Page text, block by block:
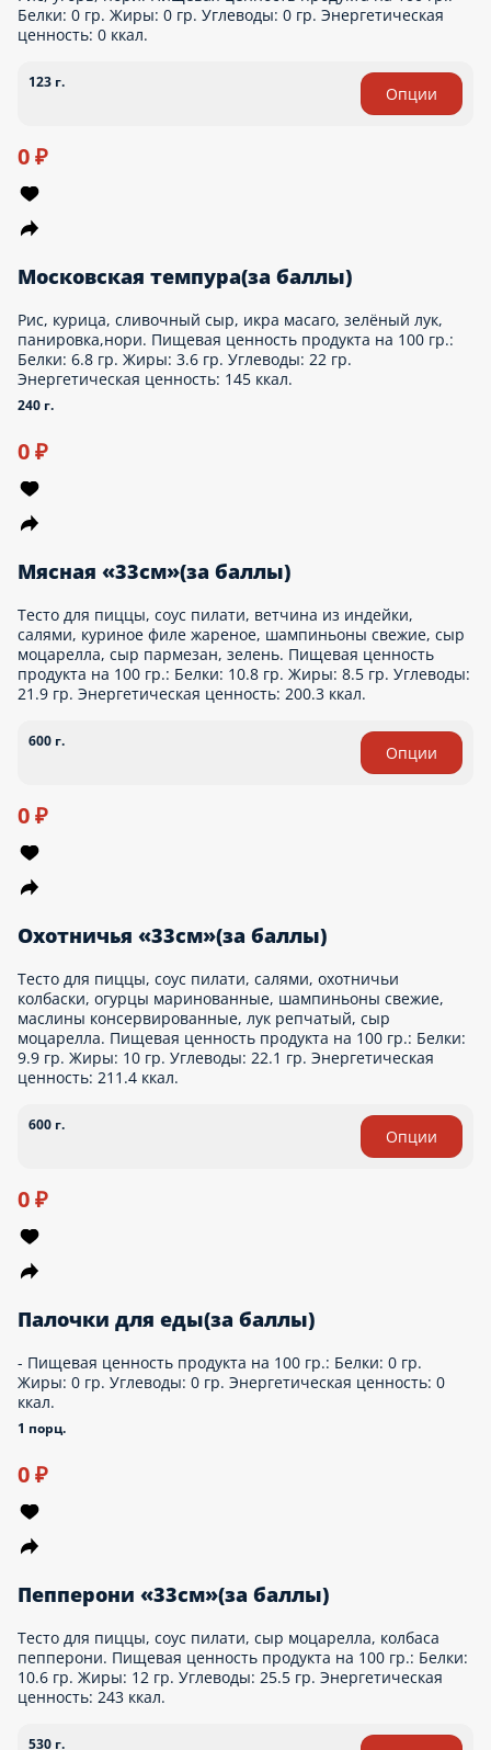
0 ₽
Картофель фри (за баллы)
Картофель фри, соль Пищевая ценность продукта на 100 гр.:
ценность: 96.3 ккал.
140 г.
0 ₽
Классик(за баллы)
Рис, нори, сливочный сыр, огурец, лосось. Пищевая ценность
продукта на 100 гр.: Белки: 6.4 гр. Жиры: 5.8 гр. Углеводы:
220 г.
0 ₽
Маки лосось(за баллы)
Рис, лосось, нори. Пищевая ценность продукта на 100 гр.:
ценность: 127.5 ккал.
123 г.
Опции
0 ₽